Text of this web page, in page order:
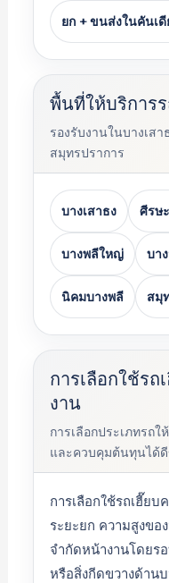
ยก + ขนส่งในคันเดี
พื้นที่ให้บริการร
รองรับงานในบางเส
สมุทรปราการ
บางเสาธง ศีรษ
บางพลีใหญ่ บา
นิคมบางพลี สมุ
การเลือกใช้รถ
งาน
การเลือกประเภทรถ
และควบคุมต้นทุนได้
การเลือกใช้รถเฮี๊ย
ระยะยก ความสูงข
จำกัดหน้างานโดยร
หรือสิ่งกีดขวางด้าน